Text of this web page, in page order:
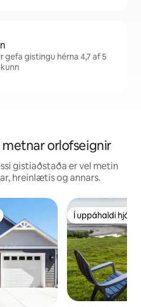
gefa gistingu hérna 4,7 af 5
metnar orlofseignir
gistiaðstaða er vel metin
hreinlætis og annars.
Í uppáhaldi hjá
Í uppáhaldi hjá